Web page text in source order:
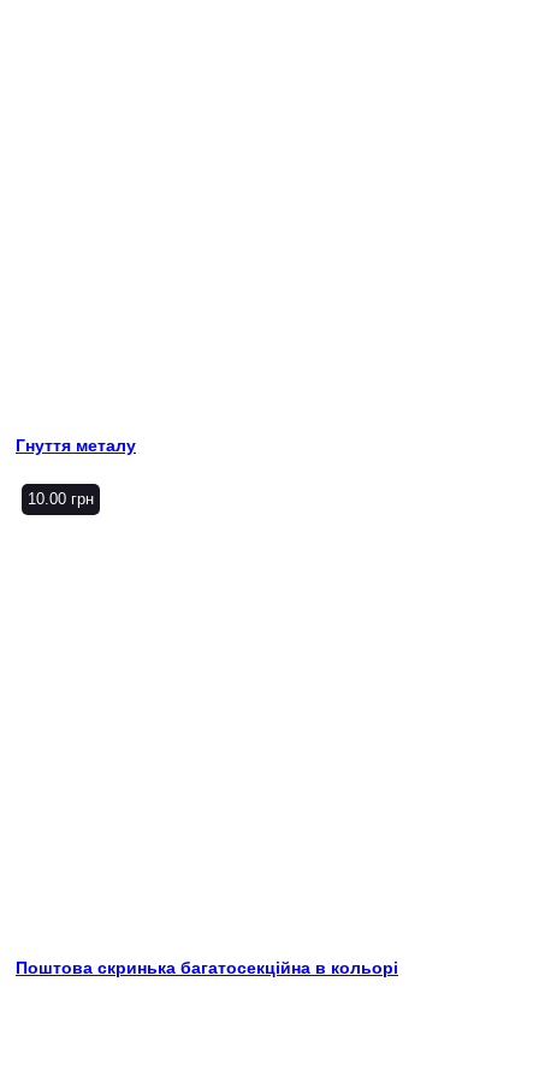
Гнуття металу
10.00 грн
Поштова скринька багатосекційна в кольорі